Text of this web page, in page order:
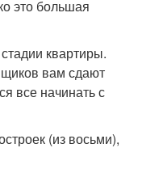
это большая
квартиры.
вам сдают
все начинать с
(из восьми),